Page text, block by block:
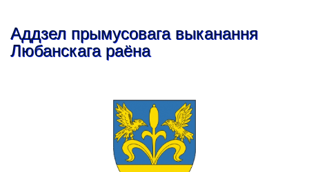
Аддзел прымусовага выканання
Любанскага раёна